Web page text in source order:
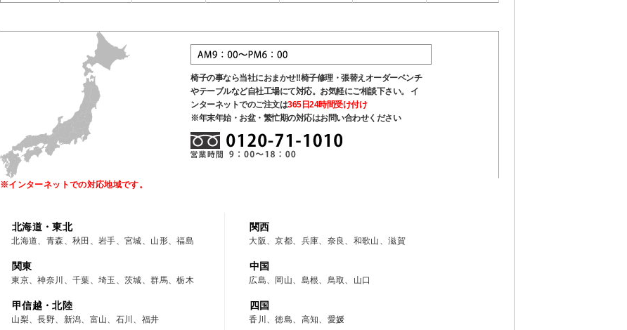
椅子の事なら当社におまかせ!!椅子修理・張替えオーダーベンチ
やテーブルなど自社工場にて対応。お気軽にご相談下さい。 イ
ンターネットでのご注文は365日24時間受け付け
※年末年始・お盆・繁忙期の対応はお問い合わせください
※インターネットでの対応地域です。
北海道・東北
北海道、青森、秋田、岩手、宮城、山形、福島
関東
東京、神奈川、千葉、埼玉、茨城、群馬、栃木
甲信越・北陸
山梨、長野、新潟、富山、石川、福井
関西
大阪、京都、兵庫、奈良、和歌山、滋賀
中国
広島、岡山、島根、鳥取、山口
四国
香川、徳島、高知、愛媛